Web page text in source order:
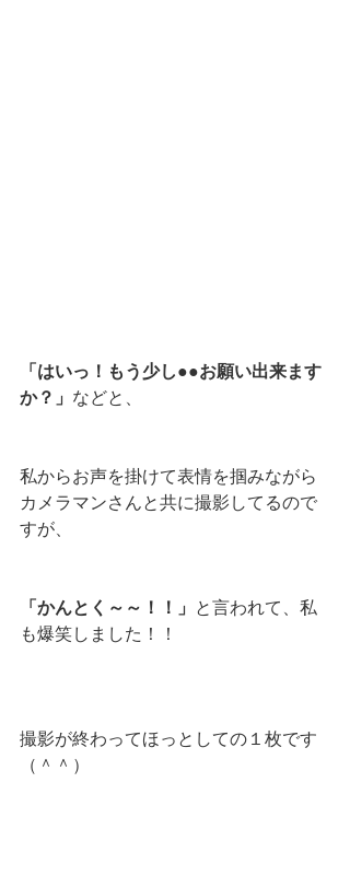
「はいっ！もう少し●●お願い出来ます
か？」 などと、
私からお声を掛けて表情を掴みながら
カメラマンさんと共に撮影してるので
すが、
「かんとく～～！！」 と言われて、私
も爆笑しました！！
撮影が終わってほっとしての１枚です
（＾＾）